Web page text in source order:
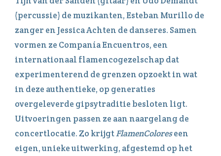
(percussie) de muzikanten, Esteban Murillo de
zanger en Jessica Achten de danseres. Samen
vormen ze Companía Encuentros, een
internationaal flamencogezelschap dat
experimenterend de grenzen opzoekt in wat
in deze authentieke, op generaties
overgeleverde gipsytraditie besloten ligt.
Uitvoeringen passen ze aan naargelang de
concertlocatie. Zo krijgtFlamenColoreseen
eigen, unieke uitwerking, afgestemd op het